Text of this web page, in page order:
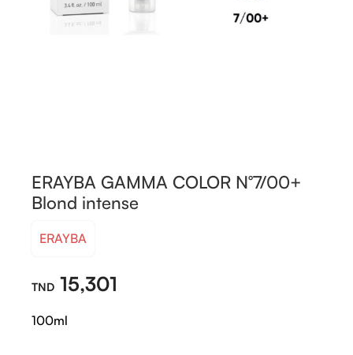
ERAYBA GAMMA COLOR N°7/00+
Blond intense
ERAYBA
15,301
100ml